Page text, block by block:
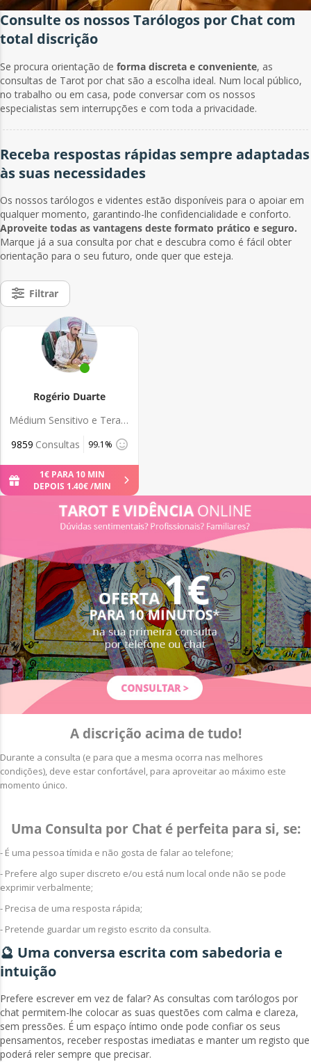
Consulte os nossos Tarólogos por Chat com
total discrição
Se procura orientação de forma discreta e conveniente, as
consultas de Tarot por chat são a escolha ideal. Num local público,
no trabalho ou em casa, pode conversar com os nossos
especialistas sem interrupções e com toda a privacidade.
Receba respostas rápidas sempre adaptadas
às suas necessidades
Os nossos tarólogos e videntes estão disponíveis para o apoiar em
qualquer momento, garantindo-lhe confidencialidade e conforto.
Aproveite todas as vantagens deste formato prático e seguro.
Marque já a sua consulta por chat e descubra como é fácil obter
orientação para o seu futuro, onde quer que esteja.
Filtrar
Rogério Duarte
Médium Sensitivo e Terapeuta Holístico
9859 Consultas 99.1%
1€ PARA 10 MIN
DEPOIS 1.40€/MIN
A discrição acima de tudo!
Durante a consulta (e para que a mesma ocorra nas melhores
condições), deve estar confortável, para aproveitar ao máximo este
momento único.
Uma Consulta por Chat é perfeita para si, se:
- É uma pessoa tímida e não gosta de falar ao telefone;
- Prefere algo super discreto e/ou está num local onde não se pode
exprimir verbalmente;
- Precisa de uma resposta rápida;
- Pretende guardar um registo escrito da consulta.
🔮 Uma conversa escrita com sabedoria e
intuição
Prefere escrever em vez de falar? As consultas com tarólogos por
chat permitem-lhe colocar as suas questões com calma e clareza,
sem pressões. É um espaço íntimo onde pode confiar os seus
pensamentos, receber respostas imediatas e manter um registo que
poderá reler sempre que precisar.